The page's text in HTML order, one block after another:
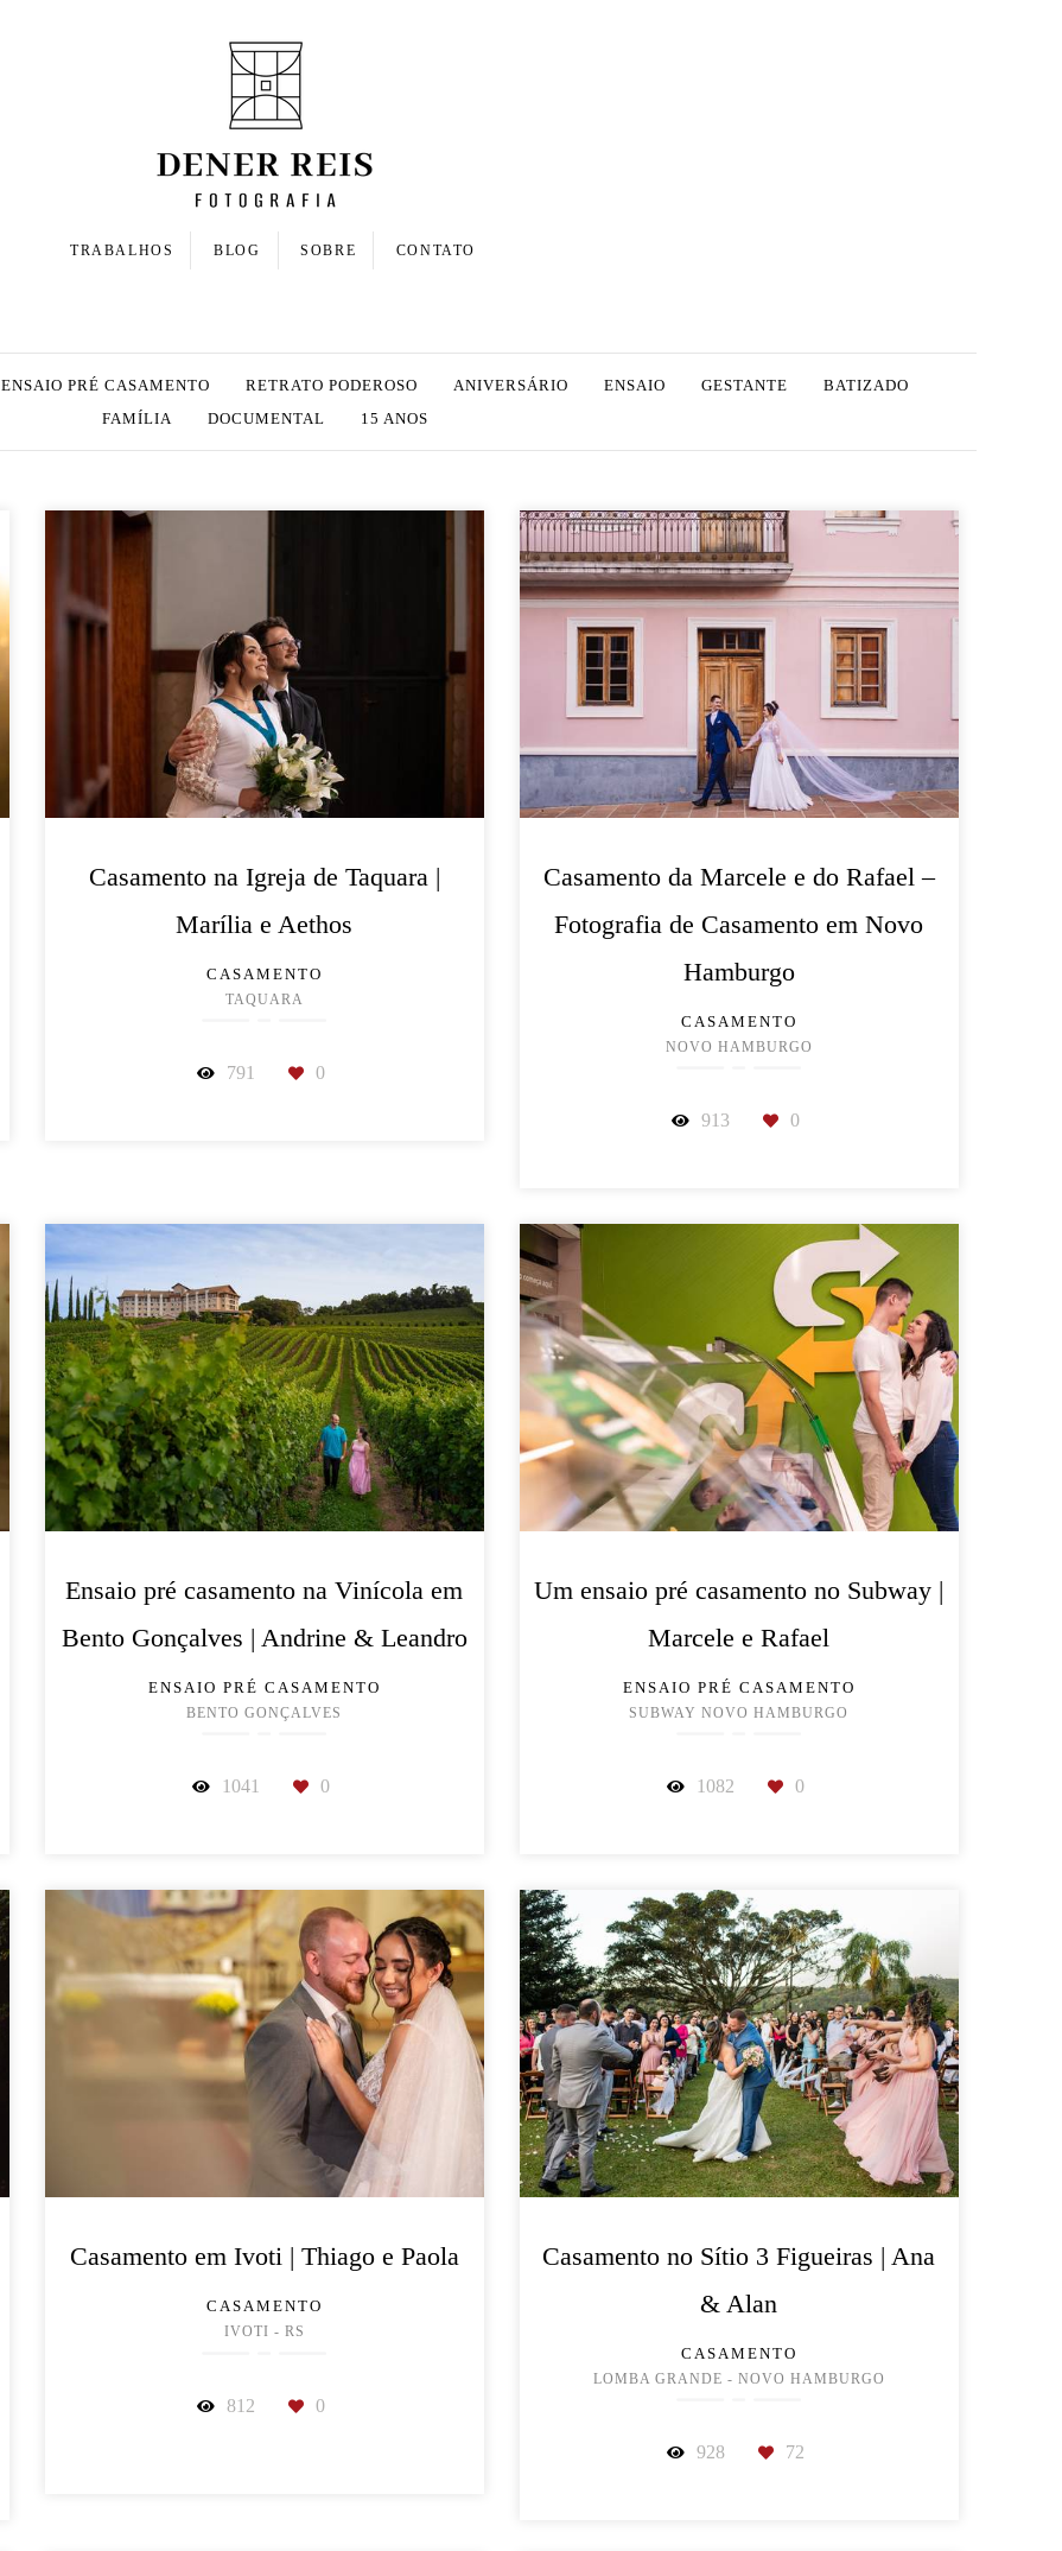
TRABALHOS BLOG SOBRE CONTATO
ENSAIO PRÉ CASAMENTO RETRATO PODEROSO ANIVERSÁRIO ENSAIO GESTANTE
BATIZADO
FAMÍLIA
DOCUMENTAL 15 ANOS
Casamento na Igreja de Taquara |
Marília e Aethos
CASAMENTO
TAQUARA
791 0
Casamento da Marcele e do Rafael –
Fotografia de Casamento em Novo
Hamburgo
CASAMENTO
NOVO HAMBURGO
913 0
Ensaio pré casamento na Vinícola em
Bento Gonçalves | Andrine & Leandro
ENSAIO PRÉ CASAMENTO
BENTO GONÇALVES
1041 0
Um ensaio pré casamento no Subway |
Marcele e Rafael
ENSAIO PRÉ CASAMENTO
SUBWAY NOVO HAMBURGO
1082 0
Casamento em Ivoti | Thiago e Paola
CASAMENTO
IVOTI - RS
812 0
Casamento no Sítio 3 Figueiras | Ana
& Alan
CASAMENTO
LOMBA GRANDE - NOVO HAMBURGO
928 72